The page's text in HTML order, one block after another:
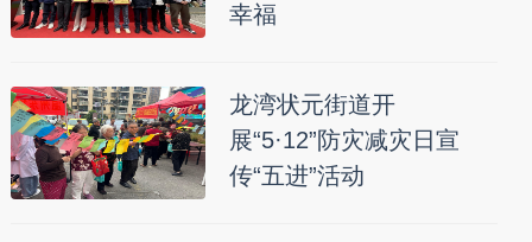
幸福
龙湾状元街道开
展“5·12”防灾减灾日宣
传“五进”活动